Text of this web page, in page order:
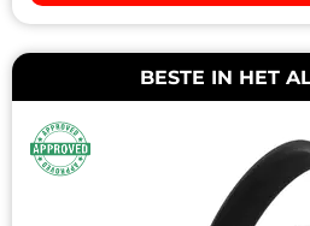
BESTE IN HET